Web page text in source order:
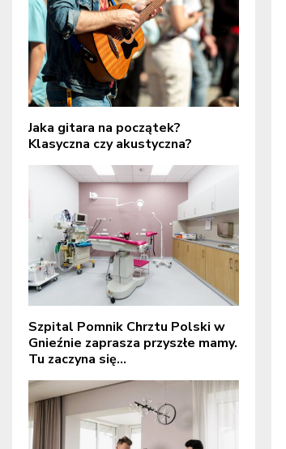
Jaka gitara na początek?
Klasyczna czy akustyczna?
Szpital Pomnik Chrztu Polski w
Gnieźnie zaprasza przyszłe mamy.
Tu zaczyna się...